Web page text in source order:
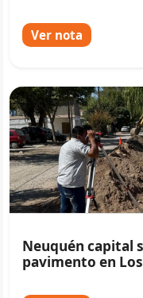
Ver nota
Neuquén capital
pavimento en